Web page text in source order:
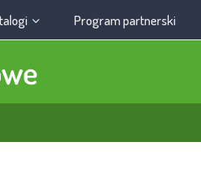
Program partnerski